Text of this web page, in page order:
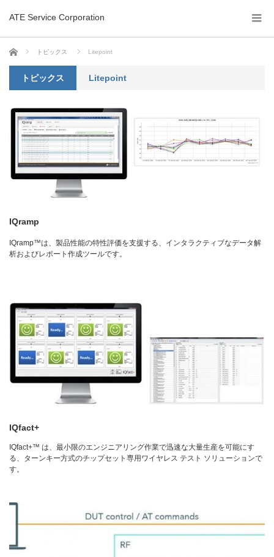
ATE Service Corporation
ホーム トピックス Litepoint
トピックス Litepoint
IQramp
IQramp™は、製品性能の特性評価を支援する、インタラクティブなデータ解
析およびレポート作成ツールです。
IQfact+
IQfact+™ は、最小限のエンジニアリング作業で迅速な大量生産を可能にす
る、ターンキー方式のチップセット専用ワイヤレス テスト ソリューションで
す。